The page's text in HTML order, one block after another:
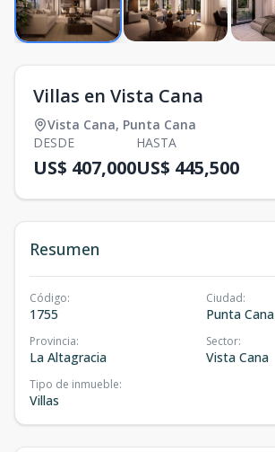
Villas en Vista Cana
Vista Cana, Punta Cana
DESDE
US$ 407,000
HASTA
US$ 445,500
Resumen
Código:
1755
Ciudad:
Punta Cana
Provincia:
La Altagracia
Sector:
Vista Cana
Tipo de inmueble:
Villas